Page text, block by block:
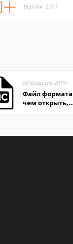
Версия: 2.9.1
08 февраля 2019
Файл
чем открыть,